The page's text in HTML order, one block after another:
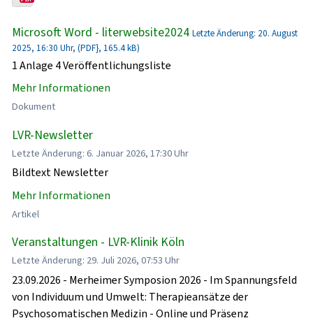
Microsoft Word - literwebsite2024 Letzte Änderung: 20. August
2025, 16:30 Uhr, (PDF}, 165.4 kB)
1 Anlage 4 Veröffentlichungsliste
Mehr Informationen
Dokument
LVR-Newsletter
Letzte Änderung: 6. Januar 2026, 17:30 Uhr
Bildtext Newsletter
Mehr Informationen
Artikel
Veranstaltungen - LVR-Klinik Köln
Letzte Änderung: 29. Juli 2026, 07:53 Uhr
23.09.2026 - Merheimer Symposion 2026 - Im Spannungsfeld
von Individuum und Umwelt: Therapieansätze der
Psychosomatischen Medizin - Online und Präsenz